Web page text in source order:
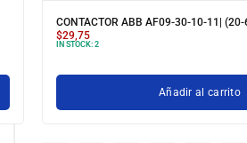
CONTACTOR ABB AF09-30-10-11| (20-
$29,75
IN STOCK: 2
Añadir al carrito